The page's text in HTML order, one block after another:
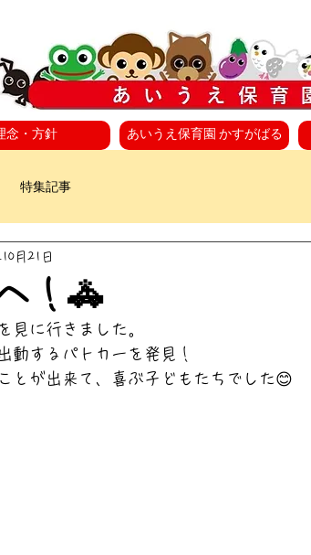
念・方針 あいうえ保育園 かすがばる
特集記事
！🚓
月21日
見に行きました。
動するパトカーを発見！
とが出来て、喜ぶ子どもたちでした😊